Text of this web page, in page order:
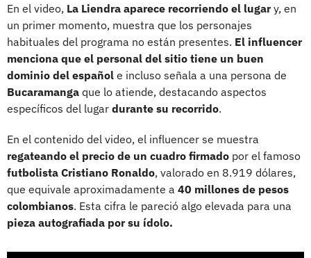
En el video, La Liendra aparece recorriendo el lugary, en
un primer momento, muestra que los personajes
habituales del programa no están presentes. El influencer
menciona que el personal del sitio tiene un buen
dominio del español e incluso señala a una persona de
Bucaramanga que lo atiende, destacando aspectos
específicos del lugar durante su recorrido.
En el contenido del video, el influencer se muestra
regateando el precio de un cuadro firmado por el famoso
futbolista Cristiano Ronaldo, valorado en 8.919 dólares,
que equivale aproximadamente a 40 millones de pesos
colombianos. Esta cifra le pareció algo elevada para una
pieza autografiada por su ídolo.